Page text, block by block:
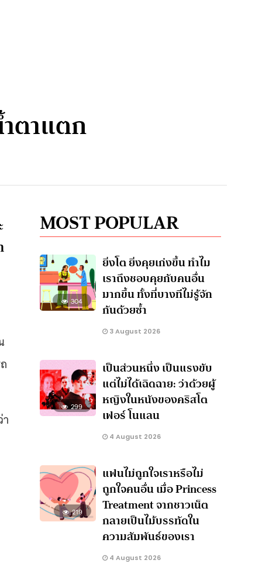
ตาแตก
MOST POPULAR
304
ยิ่งโต ยิ่งคุยเก่งขึ้น ทำไม
เราถึงชอบคุยกับคนอื่น
มากขึ้น ทั้งที่บางทีไม่รู้จัก
กันด้วยซ้ำ
3 August 2026
299
เป็นส่วนหนึ่ง เป็นแรงขับ
แต่ไม่ได้เฉิดฉาย: ว่าด้วยผู้
หญิงในหนังของคริสโต
เฟอร์ โนแลน
4 August 2026
219
แฟนไม่ถูกใจเราหรือไม่
ถูกใจคนอื่น เมื่อ Princess
Treatment จากชาวเน็ต
กลายเป็นไม้บรรทัดใน
ความสัมพันธ์ของเรา
4 August 2026